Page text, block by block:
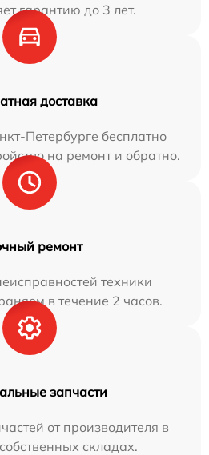
гарантию до 3 лет.
доставка
Петербурге бесплатно
на ремонт и обратно.
ремонт
техники
в течение 2 часов.
запчасти
от производителя в
складах.